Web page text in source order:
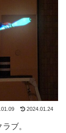
2024.01.24
ブ。